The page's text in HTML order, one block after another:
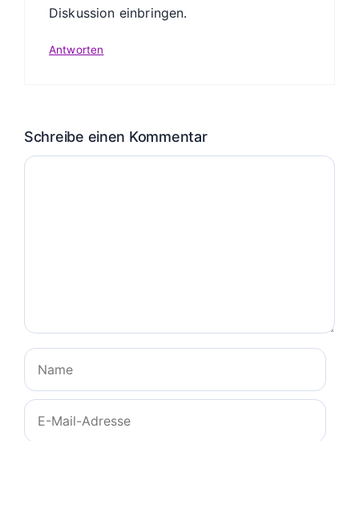
Diskussion einbringen.
Antworten
Schreibe einen Kommentar
Kommentar
Name
E-
Mail-